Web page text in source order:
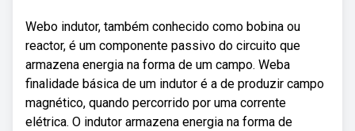
Webo indutor, também conhecido como bobina ou
reactor, é um componente passivo do circuito que
armazena energia na forma de um campo. Weba
finalidade básica de um indutor é a de produzir campo
magnético, quando percorrido por uma corrente
elétrica. O indutor armazena energia na forma de